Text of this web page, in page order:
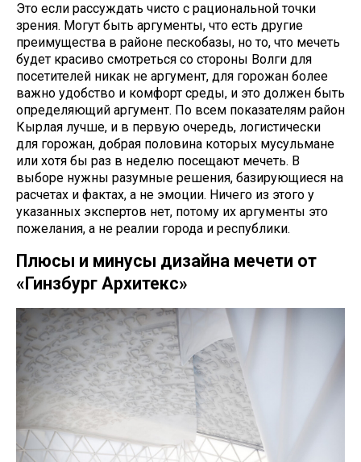
Это если рассуждать чисто с рациональной точки
зрения. Могут быть аргументы, что есть другие
преимущества в районе пескобазы, но то, что мечеть
будет красиво смотреться со стороны Волги для
посетителей никак не аргумент, для горожан более
важно удобство и комфорт среды, и это должен быть
определяющий аргумент. По всем показателям район
Кырлая лучше, и в первую очередь, логистически
для горожан, добрая половина которых мусульмане
или хотя бы раз в неделю посещают мечеть. В
выборе нужны разумные решения, базирующиеся на
расчетах и фактах, а не эмоции. Ничего из этого у
указанных экспертов нет, потому их аргументы это
пожелания, а не реалии города и республики.
Плюсы и минусы дизайна мечети от
«Гинзбург Архитекс»